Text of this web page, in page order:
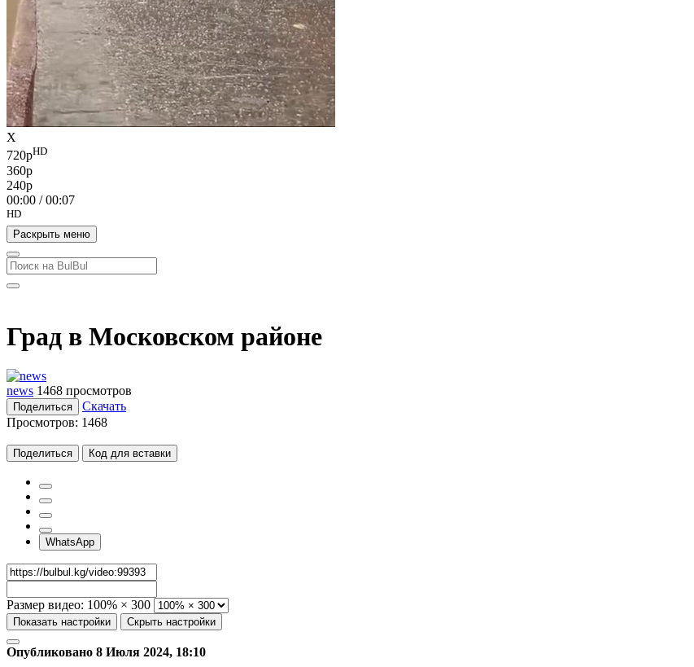
X
720pHD
360p
240p
00:00 /00:07
HD
Раскрыть меню
Град в Московском районе
news 1468 просмотров
Поделиться
Скачать
Просмотров: 1468
Поделиться Код для вставки
WhatsApp
Размер видео: 100% × 300
Показать настройки Скрыть настройки
Опубликовано 8 Июля 2024, 18:10